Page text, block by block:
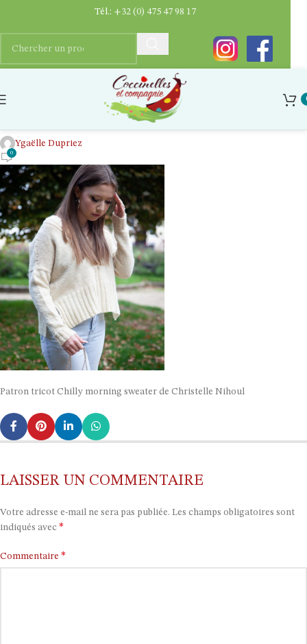
Patron tricot Chilly morning sweater
de Christelle Nihoul
Ygaëlle Dupriez
0
Patron tricot Chilly morning sweater de Christelle Nihoul
LAISSER UN COMMENTAIRE
Votre adresse e-mail ne sera pas publiée. Les champs obligatoires sont
indiqués avec *
Commentaire *
Tél.: +32 (0) 475 47 98 17